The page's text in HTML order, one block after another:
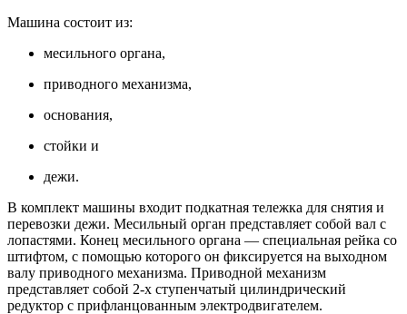
Машина состоит из:
месильного органа,
приводного механизма,
основания,
стойки и
дежи.
В комплект машины входит подкатная тележка для снятия и
перевозки дежи. Месильный орган представляет собой вал с
лопастями. Конец месильного органа — специальная рейка со
штифтом, с помощью которого он фиксируется на выходном
валу приводного механизма. Приводной механизм
представляет собой 2-х ступенчатый цилиндрический
редуктор с прифланцованным электродвигателем.